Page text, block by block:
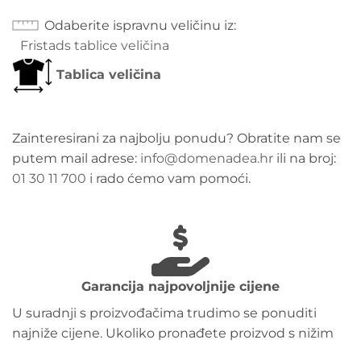
Odaberite ispravnu veličinu iz
Fristads tablice veličina
Tablica veličina
Zainteresirani za najbolju ponudu? Obratite nam se
putem mail adrese: info@domenadea.hr ili na broj:
01 30 11 700 i rado ćemo vam pomoći.
Garancija najpovoljnije cijene
U suradnji s proizvođačima trudimo se ponuditi
najniže cijene. Ukoliko pronađete proizvod s nižim